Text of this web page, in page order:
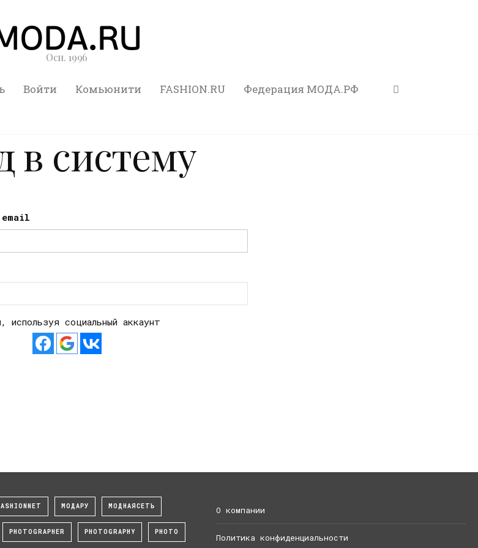
Осн. 1996
Войти Комьюнити FASHION.RU Федерация МОДА.РФ
в систему
email
используя социальный аккаунт
МОДАРУ МОДНАЯСЕТЬ
PHOTOGRAPHER PHOTOGRAPHY PHOTO
О компании
Политика конфиденциальности